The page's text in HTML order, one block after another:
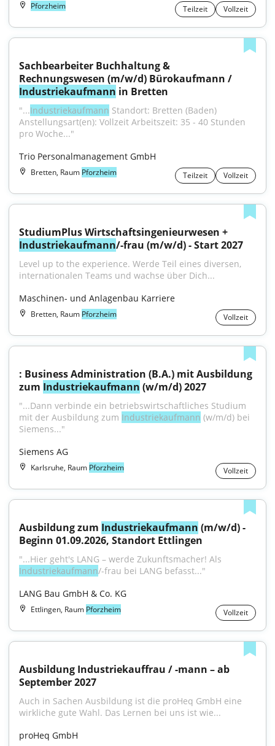
Pforzheim Teilzeit Vollzeit
Sachbearbeiter Buchhaltung &
Industriekaufmann in Bretten
"...Industriekaufmann Standort: Bretten (Baden)
Anstellungsart(en): Vollzeit Arbeitszeit: 35 - 40 Stunden
pro Woche..."
Trio Personalmanagement GmbH
Bretten, Raum Pforzheim Teilzeit Vollzeit
Industriekaufmann/-frau (m/w/d) - Start 2027
Level up to the experience. Werde Teil eines diversen,
internationalen Teams und wachse über Dich...
Maschinen- und Anlagenbau Karriere
Bretten, Raum Pforzheim Vollzeit
: Business Administration (B.A.) mit Ausbildung
zum Industriekaufmann (w/m/d) 2027
"...Dann verbinde ein betriebswirtschaftliches Studium
mit der Ausbildung zum Industriekaufmann (w/m/d) bei
Siemens..."
Siemens AG
Karlsruhe, Raum Pforzheim Vollzeit
Ausbildung zum Industriekaufmann (m/w/d) -
Beginn 01.09.2026, Standort Ettlingen
Industriekaufmann/-frau bei LANG befasst..."
LANG Bau GmbH & Co. KG
Ettlingen, Raum Pforzheim Vollzeit
Ausbildung Industriekauffrau / -mann – ab
September 2027
Auch in Sachen Ausbildung ist die proHeq GmbH eine
wirkliche gute Wahl. Das Lernen bei uns ist wie...
proHeq GmbH